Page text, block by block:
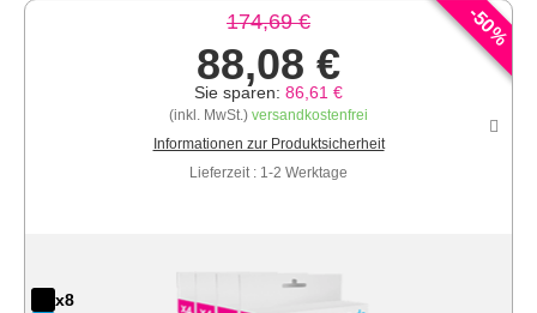
-
50
%
174,69 €
88,08 €
Sie sparen: 86,61 €
(inkl. MwSt.) versandkostenfrei
Informationen zur Produktsicherheit
Lieferzeit : 1-2 Werktage
x8